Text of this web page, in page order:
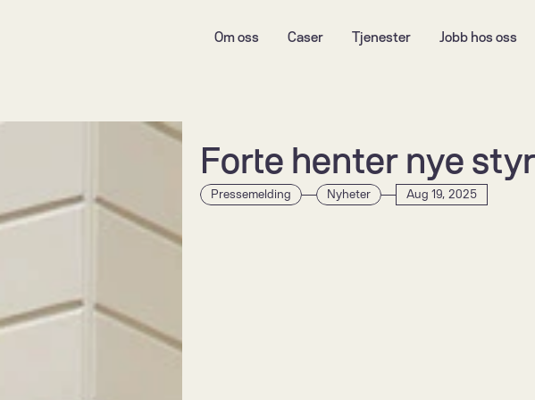
Om oss Caser Tjenester Jobb hos oss
Forte henter nye
Pressemelding Nyheter Aug 19, 2025